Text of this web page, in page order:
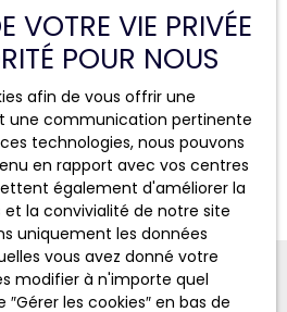
raison ? Le prix des matériaux,
d’accès difficiles et le coût de
de l'immo N°208 du 09
VOTRE VIE PRIVÉE
POUR NOUS
afin de vous offrir une
une communication pertinente
technologies, nous pouvons
en rapport avec vos centres
également d'améliorer la
la convivialité de notre site
uniquement les données
vous avez donné votre
modifier à n'importe quel
les cookies″ en bas de